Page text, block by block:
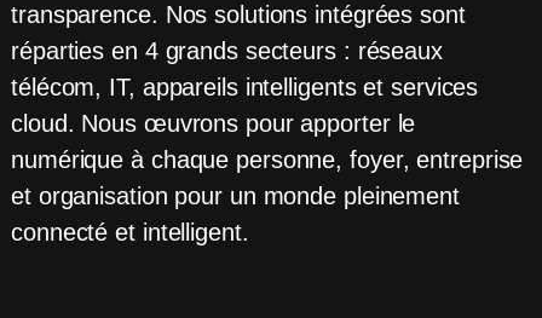
transparence. Nos solutions intégrées sont
réparties en 4 grands secteurs : réseaux
télécom, IT, appareils intelligents et services
cloud. Nous œuvrons pour apporter le
numérique à chaque personne, foyer, entreprise
et organisation pour un monde pleinement
connecté et intelligent.